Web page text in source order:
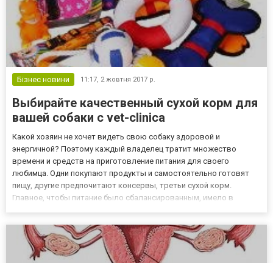
Бізнес новини 11:17, 2 жовтня 2017 р.
Выбирайте качественный сухой корм для
вашей собаки с vet-clinica
Какой хозяин не хочет видеть свою собаку здоровой и
энергичной? Поэтому каждый владелец тратит множество
времени и средств на приготовление питания для своего
любимца. Одни покупают продукты и самостоятельно готовят
пищу, другие предпочитают консервы, третьи сухой корм.
Главное, чтобы питание было сбалансированным, имело в
clinica предлагает приобрес...